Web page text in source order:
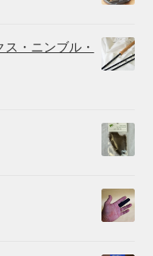
ス・ニンブル・